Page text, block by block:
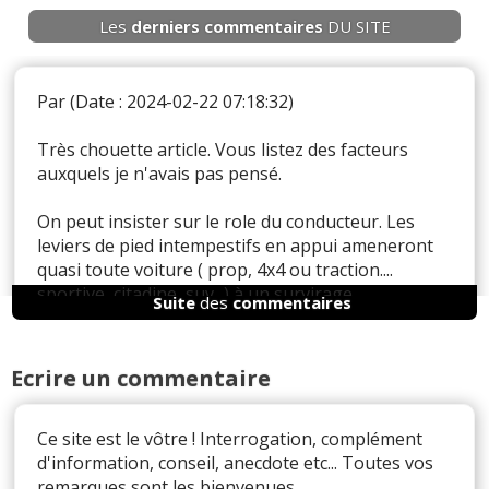
Les derniers commentaires DU SITE
Par(Date : 2024-02-22 07:18:32)
Très chouette article. Vous listez des facteurs
auxquels je n'avais pas pensé.
On peut insister sur le role du conducteur. Les
leviers de pied intempestifs en appui ameneront
quasi toute voiture ( prop, 4x4 ou traction....
sportive, citadine, suv...) à un survirage.
- d'une survitesse en entrée de virage
- d'un surbraquage (c'est comme si je mets les skis
freine en rippage des pneus...)
- d'une prise de gaz trop forte ou trop franche
Suitedes commentaires
Ecrire un commentaire
Ce site est le vôtre ! Interrogation, complément
d'information, conseil, anecdote etc... Toutes vos